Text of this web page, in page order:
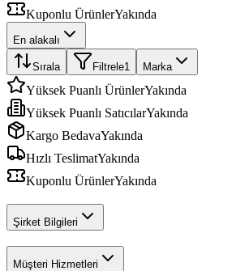
Kuponlu ÜrünlerYakında
En alakalı
Sırala Filtrele1 Marka
Yüksek Puanlı ÜrünlerYakında
Yüksek Puanlı SatıcılarYakında
Kargo BedavaYakında
Hızlı TeslimatYakında
Kuponlu ÜrünlerYakında
Şirket Bilgileri
Müşteri Hizmetleri